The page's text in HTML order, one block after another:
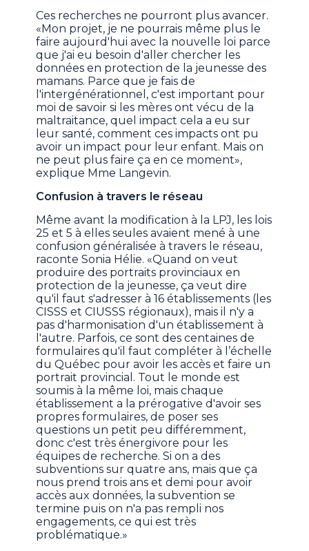
Ces recherches ne pourront plus avancer.
«Mon projet, je ne pourrais même plus le
faire aujourd'hui avec la nouvelle loi parce
que j'ai eu besoin d'aller chercher les
données en protection de la jeunesse des
mamans. Parce que je fais de
l'intergénérationnel, c'est important pour
moi de savoir si les mères ont vécu de la
maltraitance, quel impact cela a eu sur
leur santé, comment ces impacts ont pu
avoir un impact pour leur enfant. Mais on
ne peut plus faire ça en ce moment»,
explique Mme Langevin.
Confusion à travers le réseau
Même avant la modification à la LPJ, les lois
25 et 5 à elles seules avaient mené à une
confusion généralisée à travers le réseau,
raconte Sonia Hélie. «Quand on veut
produire des portraits provinciaux en
protection de la jeunesse, ça veut dire
qu'il faut s'adresser à 16 établissements (les
CISSS et CIUSSS régionaux), mais il n'y a
pas d'harmonisation d'un établissement à
l'autre. Parfois, ce sont des centaines de
formulaires qu'il faut compléter à l’échelle
du Québec pour avoir les accès et faire un
portrait provincial. Tout le monde est
soumis à la même loi, mais chaque
établissement a la prérogative d'avoir ses
propres formulaires, de poser ses
questions un petit peu différemment,
donc c'est très énergivore pour les
équipes de recherche. Si on a des
subventions sur quatre ans, mais que ça
nous prend trois ans et demi pour avoir
accès aux données, la subvention se
termine puis on n'a pas rempli nos
engagements, ce qui est très
problématique.»